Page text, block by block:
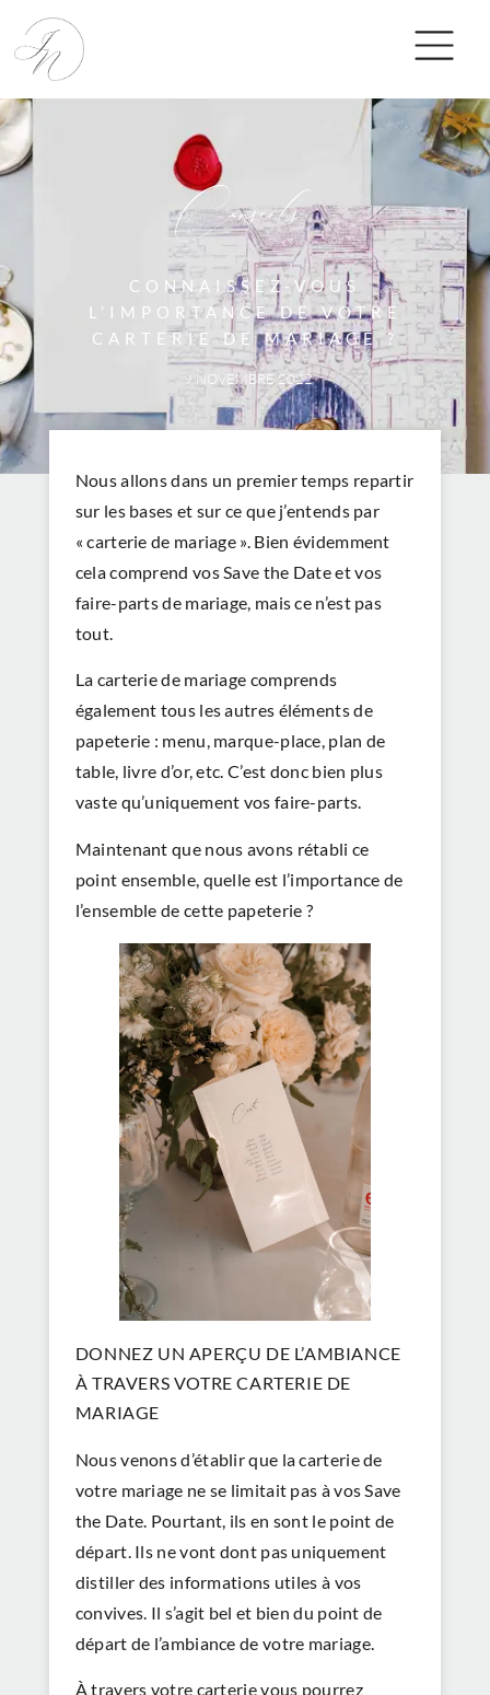
Conseils
CONNAISSEZ-VOUS
L’IMPORTANCE DE VOTRE
CARTERIE DE MARIAGE ?
9 NOVEMBRE 2022
Nous allons dans un premier temps repartir
sur les bases et sur ce que j’entends par
« carterie de mariage ». Bien évidemment
cela comprend vos Save the Date et vos
faire-parts de mariage, mais ce n’est pas
tout.
La carterie de mariage comprends
également tous les autres éléments de
papeterie : menu, marque-place, plan de
table, livre d’or, etc. C’est donc bien plus
vaste qu’uniquement vos faire-parts.
Maintenant que nous avons rétabli ce
point ensemble, quelle est l’importance de
l’ensemble de cette papeterie ?
DONNEZ UN APERÇU DE L’AMBIANCE
À TRAVERS VOTRE CARTERIE DE
MARIAGE
Nous venons d’établir que la carterie de
votre mariage ne se limitait pas à vos Save
the Date. Pourtant, ils en sont le point de
départ. Ils ne vont dont pas uniquement
distiller des informations utiles à vos
convives. Il s’agit bel et bien du point de
départ de l’ambiance de votre mariage.
À travers votre carterie vous pourrez